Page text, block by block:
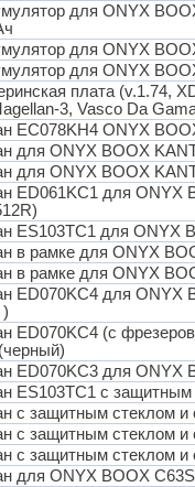
для ONYX
для ONYX
для ONYX
плата (v.1.74,
3, Vasco Da
EC078KH4 ONYX
для ONYX BOOX
для ONYX BOOX
ED061KC1 для
ES103TC1 для ONYX
в рамке для ONYX
в рамке для ONYX
ED070KC4 для ONYX
ED070KC4 (с
ED070KC3 для ONYX
ES103TC1 с
с защитным стеклом и
с защитным стеклом и
с защитным стеклом и
для ONYX BOOX